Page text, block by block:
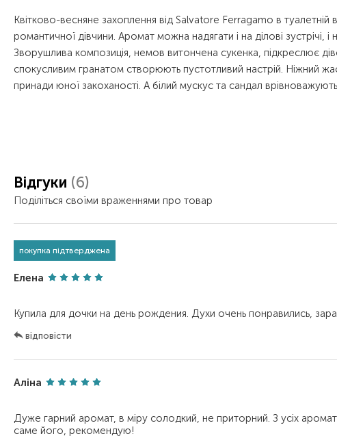
Квітково-весняне захоплення від Salvatore Ferragamo в
романтичної дівчини. Аромат можна надягати і на ділові зустрічі,
Зворушлива композиція, немов витончена сукенка, підкреслює
спокусливим гранатом створюють пустотливий настрій. Ніжний
принади юної закоханості. А білий мускус та сандал
Відгуки (6)
Поділіться своїми враженнями про товар
покупка підтверджена
Елена
відповісти
Аліна
Дуже гарний аромат, в міру солодкий, не приторний. З усіх